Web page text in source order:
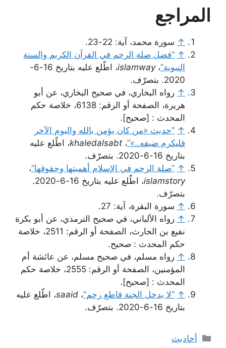
المراجع
↑ سورة محمد، آية: 22-23.
↑ “فضل صلة الرحم في القرآن الكريم والسنة
النبوية”،islamway
، اطّلع عليه بتاريخ 16-6-
2020. بتصرّف.
↑ رواه البخاري، في صحيح البخاري، عن أبو
هريرة، الصفحة أو الرقم: 6138، خلاصة حكم
المحدث : [صحيح].
↑ “حديث «من كان يؤمن بالله واليوم الآخر
فليكرم ضيفه..»”، khaledalsabt، اطّلع عليه
بتاريخ 16-6-2020. بتصرّف.
↑ “صلة الرحم في الإسلام أهميتها وحقوقها”،
islamstory
، اطّلع عليه بتاريخ 16-6-2020.
بتصرّف.
↑ سورة البقرة، آية: 27.
↑ رواه الألباني، في صحيح الترمذي، عن أبو بكرة
نفيع بن الحارث، الصفحة أو الرقم: 2511، خلاصة
حكم المحدث : صحيح.
↑ رواه مسلم، في صحيح مسلم، عن عائشة أم
المؤمنين، الصفحة أو الرقم: 2555، خلاصة حكم
المحدث : [صحيح].
↑ “لا يدخل الجنة قاطع رحم”، saaid، اطّلع عليه
بتاريخ 16-6-2020. بتصرّف.
التصنيفات
أحاديث